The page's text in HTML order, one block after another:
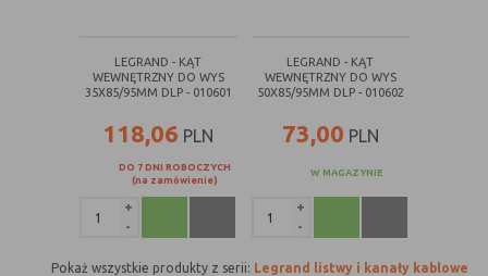
LEGRAND - KĄT
WEWNĘTRZNY DO WYS
35X85/95MM DLP - 010601
118,06 PLN
DO 7 DNI ROBOCZYCH
(na zamówienie)
-
+
LEGRAND - KĄT
WEWNĘTRZNY DO WYS
50X85/95MM DLP - 010602
73,00 PLN
W MAGAZYNIE
-
+
Pokaż wszystkie produkty z serii: Legrand listwy i kanały kablowe